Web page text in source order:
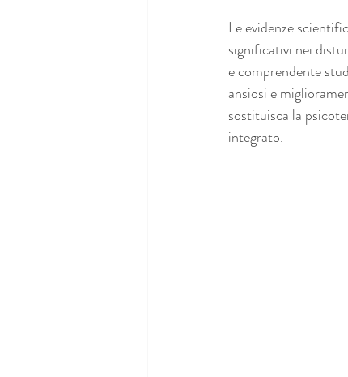
Le evidenze
significativi nei
e comprendente
ansiosi e
sostituisca la
integrato.